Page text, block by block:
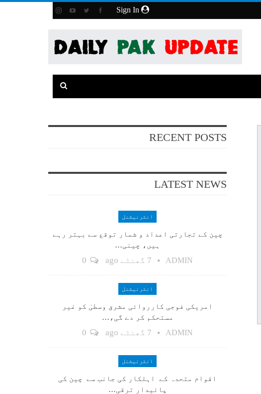
RECENT POSTS
LATEST NEWS
انٹرنیشنل
چین کے تجارتی اعداد و شمار توقع سے بہتر رہے
ہیں، چینی…
ADMIN 7 گھنٹے ago
انٹرنیشنل
امریکی فوجی کارروائی مشرق وسطیٰ کو غیر
مستحکم کر دے گی،…
ADMIN 7 گھنٹے ago
انٹرنیشنل
اقوام متحدہ کے اہلکار کی جانب سے چین کی
پائیدار ترقی…